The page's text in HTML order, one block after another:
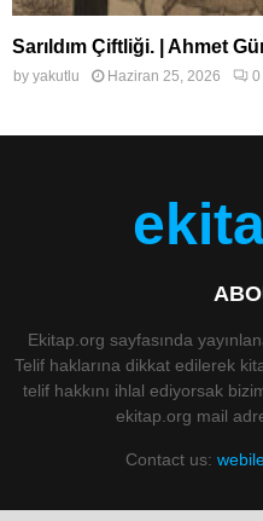
Sarıldım Çiftliği. | Ahmet
by yakutlu Haziran 25, 2026 0
Ekitap.org sayfasında
Telif haklarına dikkat edilerek
telif hakkını ihlal ediyorsak
ekitap.org mail
Contact us: